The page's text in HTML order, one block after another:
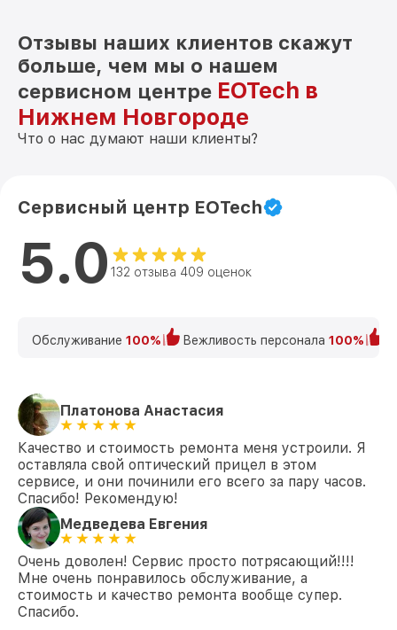
Отзывы наших клиентов скажут
больше, чем мы о нашем
сервисном центре EOTech в
Нижнем Новгороде
Что о нас думают наши клиенты?
Сервисный центр EOTech
5.0 132 отзыва 409 оценок
Обслуживание 100% Вежливость персонала 100%
Платонова Анастасия
Качество и стоимость ремонта меня устроили. Я
оставляла свой оптический прицел в этом
сервисе, и они починили его всего за пару часов.
Спасибо! Рекомендую!
Медведева Евгения
Очень доволен! Сервис просто потрясающий!!!!
Мне очень понравилось обслуживание, а
стоимость и качество ремонта вообще супер.
Спасибо.